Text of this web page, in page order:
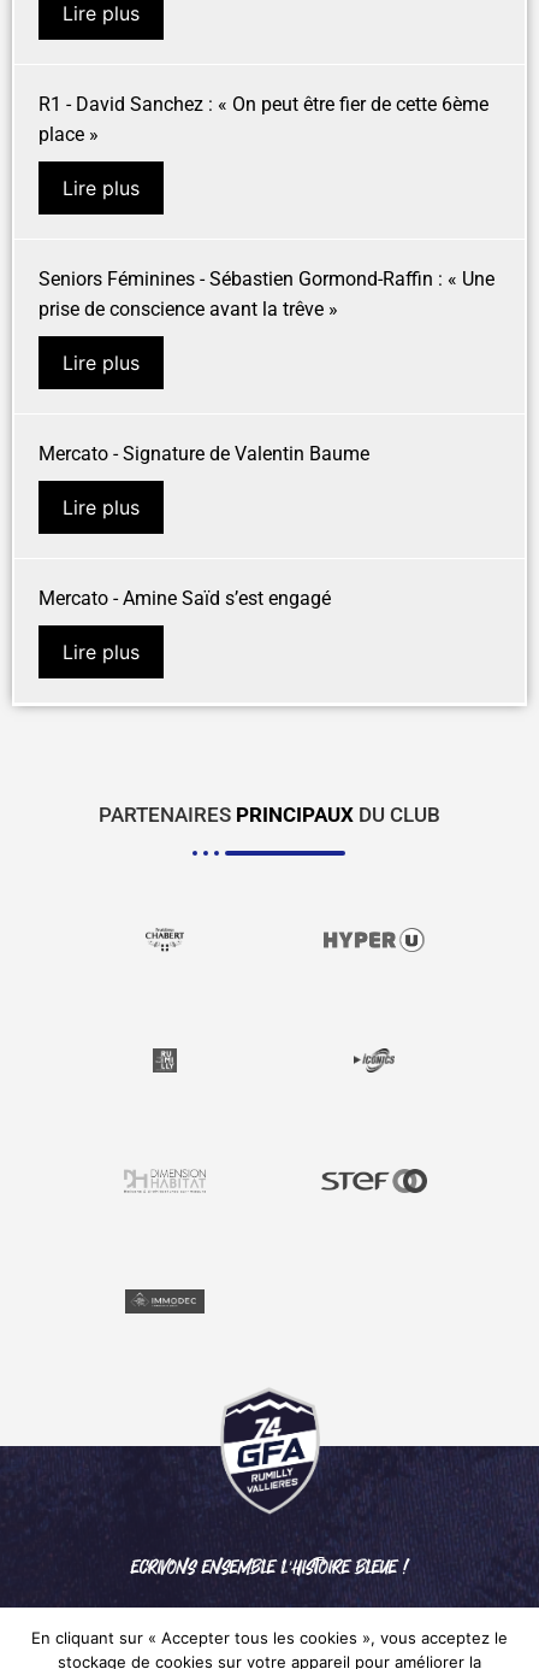
Lire plus
R1 - David Sanchez : « On peut être fier de cette 6ème
place »
Lire plus
Seniors Féminines - Sébastien Gormond-Raffin : « Une
prise de conscience avant la trêve »
Lire plus
Mercato - Signature de Valentin Baume
Lire plus
Mercato - Amine Saïd s’est engagé
Lire plus
PARTENAIRES PRINCIPAUX DU CLUB
ECRIVONS ENSEMBLE L'HISTOIRE BLEUE !
En cliquant sur « Accepter tous les cookies », vous acceptez le
stockage de cookies sur votre appareil pour améliorer la